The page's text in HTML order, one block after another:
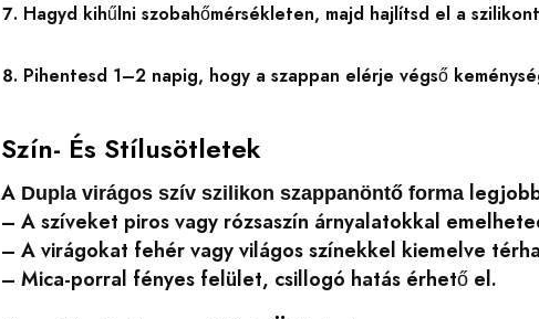
Hagyd kihűlni szobahőmérsékleten, majd hajlítsd el a
Pihentesd 1–2 napig, hogy a szappan elérje végső
Szín- És Stílusötletek
A Dupla virágos szív szilikon szappanöntő forma
– A szíveket piros vagy rózsaszín árnyalatokkal
– A virágokat fehér vagy világos színekkel kiemelve
– Mica-porral fényes felület, csillogó hatás érhető el.